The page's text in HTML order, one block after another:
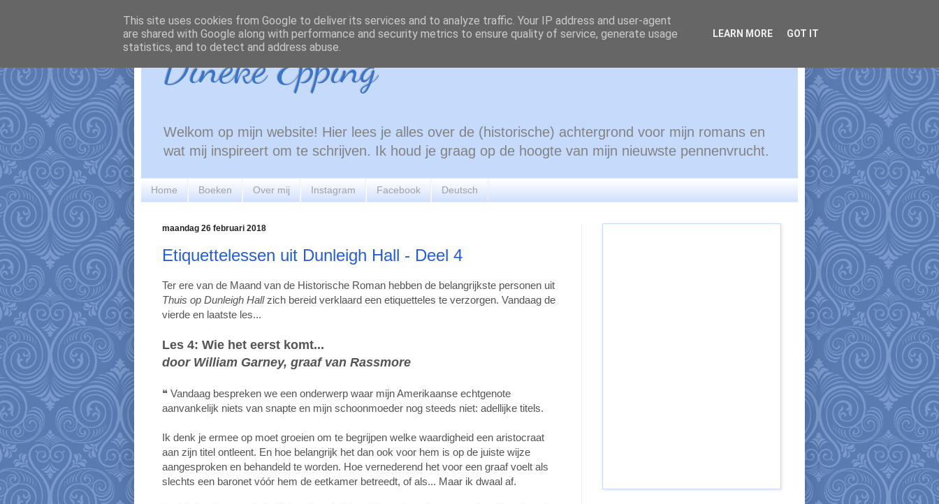
Dineke Epping
Welkom op mijn website! Hier lees je alles over de (historische) achtergrond voor mijn romans en
wat mij inspireert om te schrijven. Ik houd je graag op de hoogte van mijn nieuwste pennenvrucht.
Home Boeken Over mij Instagram Facebook Deutsch
maandag 26 februari 2018
Etiquettelessen uit Dunleigh Hall - Deel 4
Ter ere van de Maand van de Historische Roman hebben de belangrijkste personen uit
Thuis op Dunleigh Hallzich bereid verklaard een etiquetteles te verzorgen. Vandaag de
vierde en laatste les...
Les 4: Wie het eerst komt...
door William Garney, graaf van Rassmore
❝ Vandaag bespreken we een onderwerp waar mijn Amerikaanse echtgenote
aanvankelijk niets van snapte en mijn schoonmoeder nog steeds niet: adellijke titels.
Ik denk je ermee op moet groeien om te begrijpen welke waardigheid een aristocraat
aan zijn titel ontleent. En hoe belangrijk het dan ook voor hem is op de juiste wijze
aangesproken en behandeld te worden. Hoe vernederend het voor een graaf voelt als
slechts een baronet vóór hem de eetkamer betreedt, of als... Maar ik dwaal af.
This site uses cookies from Google to deliver its services and to analyze traffic. Your IP address and user-agent
are shared with Google along with performance and security metrics to ensure quality of service, generate usage
statistics, and to detect and address abuse.
LEARN MORE GOT IT